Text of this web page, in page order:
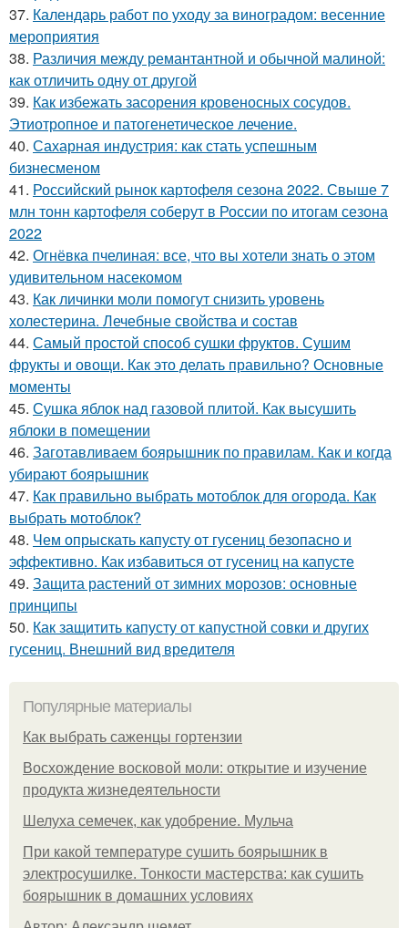
37. Календарь работ по уходу за виноградом: весенние
мероприятия
38. Различия между ремантантной и обычной малиной:
как отличить одну от другой
39. Как избежать засорения кровеносных сосудов.
Этиотропное и патогенетическое лечение.
40. Сахарная индустрия: как стать успешным
бизнесменом
41. Российский рынок картофеля сезона 2022. Свыше 7
млн тонн картофеля соберут в России по итогам сезона
2022
42. Огнёвка пчелиная: все, что вы хотели знать о этом
удивительном насекомом
43. Как личинки моли помогут снизить уровень
холестерина. Лечебные свойства и состав
44. Самый простой способ сушки фруктов. Сушим
фрукты и овощи. Как это делать правильно? Основные
моменты
45. Сушка яблок над газовой плитой. Как высушить
яблоки в помещении
46. Заготавливаем боярышник по правилам. Как и когда
убирают боярышник
47. Как правильно выбрать мотоблок для огорода. Как
выбрать мотоблок?
48. Чем опрыскать капусту от гусениц безопасно и
эффективно. Как избавиться от гусениц на капусте
49. Защита растений от зимних морозов: основные
принципы
50. Как защитить капусту от капустной совки и других
гусениц. Внешний вид вредителя
Популярные материалы
Как выбрать саженцы гортензии
Восхождение восковой моли: открытие и изучение
продукта жизнедеятельности
Шелуха семечек, как удобрение. Мульча
При какой температуре сушить боярышник в
электросушилке. Тонкости мастерства: как сушить
боярышник в домашних условиях